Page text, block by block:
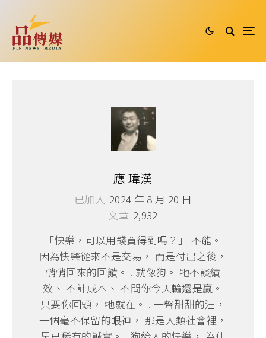
應 瑋漢
已加入 2024 年 8 月 20 日
文章 2,932
「快樂，可以用錢買得到嗎？」 不能。
因為快樂從來不是交易， 而是付出之後，
悄悄回來的回饋。 . 就像狗。 牠不談績
效、 不計成本、 不問你今天輸還是贏。
只要你回頭， 牠就在。 . 一聲甜甜的汪，
一個毫不保留的眼神， 那是人類社會裡，